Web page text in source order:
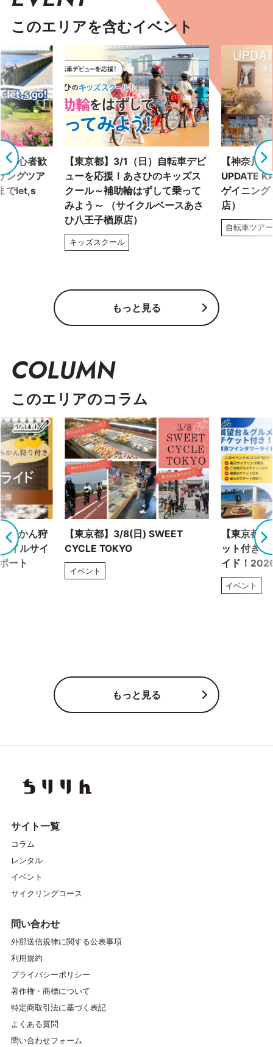
このエリアを含むイベント
初心者歓
ングツア
でlet,s
【東京都】3/1（日）自転車デビ
ューを応援！あさひのキッズス
クール～補助輪はずして乗って
みよう～ （サイクルベースあさ
ひ八王子楢原店）
キッズスクール
【神奈川
UPDATE
ゲイニング
店）
自転車ツアー
もっと見る
COLUMN
このエリアのコラム
みかん狩
イルサイ
ート
【東京都】3/8(日) SWEET
CYCLE TOKYO
イベント
【東京都
ット付き
イド！
イベント
もっと見る
サイト一覧
コラム
レンタル
イベント
サイクリングコース
問い合わせ
外部送信規律に関する公表事項
利用規約
プライバシーポリシー
著作権・商標について
特定商取引法に基づく表記
よくある質問
問い合わせフォーム